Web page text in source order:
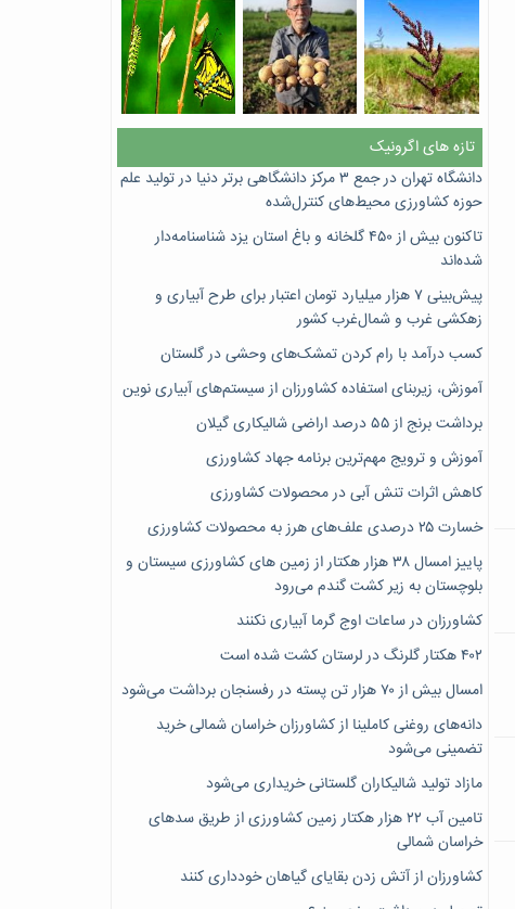
تازه های اگرونیک
دانشگاه تهران در جمع ۳ مرکز دانشگاهی برتر دنیا در تولید علم
حوزه کشاورزی محیط‌های کنترل‌شده
تاکنون بیش از ۴۵۰ گلخانه و باغ استان یزد شناسنامه‌دار
شده‌اند
پیش‌بینی ۷‌ هزار میلیارد تومان اعتبار برای طرح آبیاری و
زهکشی غرب و شمال‌غرب کشور
کسب درآمد با رام کردن تمشک‌های وحشی در گلستان
آموزش، زیربنای استفاده کشاورزان از سیستم‌های آبیاری نوین
برداشت برنج از ۵۵ درصد اراضی شالیکاری گیلان
آموزش و ترویج مهم‌ترین برنامه جهاد کشاورزی
کاهش اثرات تنش آبی در محصولات کشاورزی
خسارت ۲۵ درصدی علف‌های هرز به محصولات کشاورزی
پاییز امسال ۳۸ هزار هکتار از زمین های کشاورزی سیستان و
بلوچستان به زیر کشت گندم می‌رود
کشاورزان در ساعات اوج گرما آبیاری نکنند
۴۰۲ هکتار گلرنگ در لرستان کشت شده است
امسال بیش از ۷۰ هزار تن پسته در رفسنجان برداشت می‌شود
دانه‌های روغنی کاملینا از کشاورزان خراسان شمالی خرید
تضمینی می‌شود
مازاد تولید شالیکاران گلستانی خریداری می‌شود
تامین آب ۲۲ هزار هکتار زمین کشاورزی از طریق سدهای
خراسان شمالی
کشاورزان از آتش زدن بقایای گیاهان خودداری کنند